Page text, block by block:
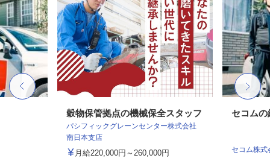
穀物保管拠点の機械保全スタッフ
パシフィックグレーンセンター株式会社
南日本支店
月給220,000円～260,000円
セコムの
セコム株式